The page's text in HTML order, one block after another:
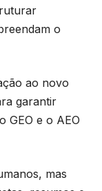
o
ao novo
garantir
GEO e o AEO
mas